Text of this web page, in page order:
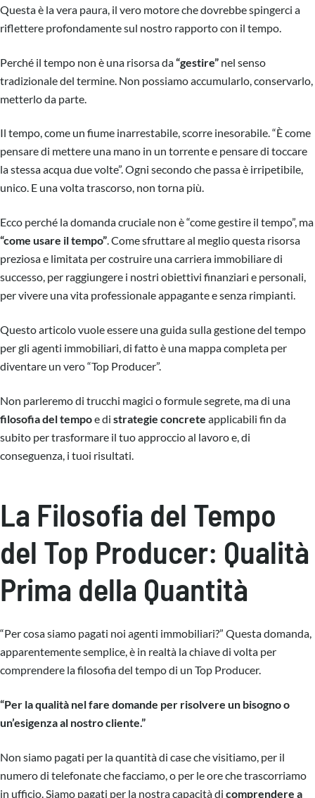
Questa è la vera paura, il vero motore che dovrebbe spingerci a
riflettere profondamente sul nostro rapporto con il tempo.
Perché il tempo non è una risorsa da“gestire” nel senso
tradizionale del termine. Non possiamo accumularlo, conservarlo,
metterlo da parte.
Il tempo, come un fiume inarrestabile, scorre inesorabile. “È come
pensare di mettere una mano in un torrente e pensare di toccare
la stessa acqua due volte”. Ogni secondo che passa è irripetibile,
unico. E una volta trascorso, non torna più.
Ecco perché la domanda cruciale non è “come gestire il tempo”, ma
“come usare il tempo”. Come sfruttare al meglio questa risorsa
preziosa e limitata per costruire una carriera immobiliare di
successo, per raggiungere i nostri obiettivi finanziari e personali,
per vivere una vita professionale appagante e senza rimpianti.
Questo articolo vuole essere una guida sulla gestione del tempo
per gli agenti immobiliari, di fatto è una mappa completa per
diventare un vero “Top Producer”.
Non parleremo di trucchi magici o formule segrete, ma di una
filosofia del tempoe di strategie concrete applicabili fin da
subito per trasformare il tuo approccio al lavoro e, di
conseguenza, i tuoi risultati.
La Filosofia del Tempo
del Top Producer: Qualità
Prima della Quantità
“Per cosa siamo pagati noi agenti immobiliari?” Questa domanda,
apparentemente semplice, è in realtà la chiave di volta per
comprendere la filosofia del tempo di un Top Producer.
“Per la qualità nel fare domande per risolvere un bisogno o
un’esigenza al nostro cliente.”
Non siamo pagati per la quantità di case che visitiamo, per il
numero di telefonate che facciamo, o per le ore che trascorriamo
in ufficio. Siamo pagati per la nostra capacità di comprendere a